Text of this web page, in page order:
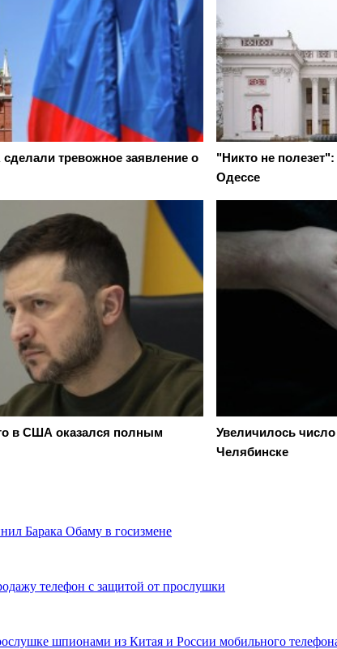
тревожное заявление о
"Никто не
Одессе
в США оказался полным
Увеличилось
Челябинске
Барака Обаму в госизмене
телефон с защитой от прослушки
шпионами из Китая и России мобильного